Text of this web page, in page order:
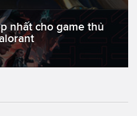
nhất cho game thủ